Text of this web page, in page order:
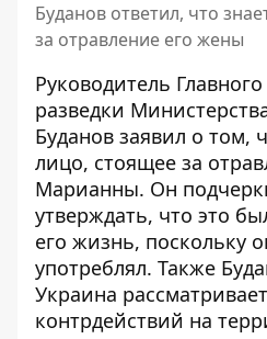
Буданов ответил, что
за отравление его жены
Руководитель
разведки
Буданов заявил о том,
лицо, стоящее за
Марианны. Он
утверждать, что это
его жизнь, поскольку
употреблял. Также
Украина
контрдействий на